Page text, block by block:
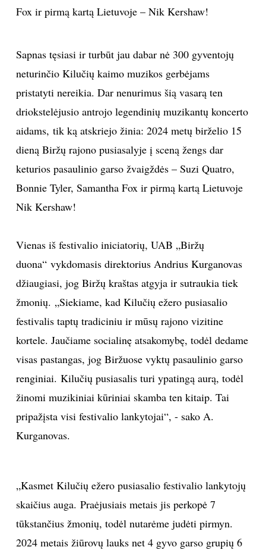
LAISVALAIKIS
MUZIKA
TEATRAS
SPORTAS
MENAS
ORAI
ĮDOMYBĖS
KNYGOS
INTERJERAS
VIRTUVĖ
RECEPTAI
Fox ir pirmą kartą Lietuvoje – Nik Kershaw!
Sapnas tęsiasi ir turbūt jau dabar nė 300 gyventojų
neturinčio Kilučių kaimo muzikos gerbėjams
pristatyti nereikia. Dar nenurimus šią vasarą ten
driokstelėjusio antrojo legendinių muzikantų koncerto
aidams, tik ką atskriejo žinia: 2024 metų birželio 15
dieną Biržų rajono pusiasalyje į sceną žengs dar
keturios pasaulinio garso žvaigždės – Suzi Quatro,
Bonnie Tyler, Samantha Fox ir pirmą kartą Lietuvoje
Nik Kershaw!
Vienas iš festivalio iniciatorių, UAB „Biržų
duona“ vykdomasis direktorius Andrius Kurganovas
džiaugiasi, jog Biržų kraštas atgyja ir sutraukia tiek
žmonių. „Siekiame, kad Kilučių ežero pusiasalio
festivalis taptų tradiciniu ir mūsų rajono vizitine
kortele. Jaučiame socialinę atsakomybę, todėl dedame
visas pastangas, jog Biržuose vyktų pasaulinio garso
renginiai. Kilučių pusiasalis turi ypatingą aurą, todėl
žinomi muzikiniai kūriniai skamba ten kitaip. Tai
pripažįsta visi festivalio lankytojai“, - sako A.
Kurganovas.
„Kasmet Kilučių ežero pusiasalio festivalio lankytojų
skaičius auga. Praėjusiais metais jis perkopė 7
tūkstančius žmonių, todėl nutarėme judėti pirmyn.
2024 metais žiūrovų lauks net 4 gyvo garso grupių 6